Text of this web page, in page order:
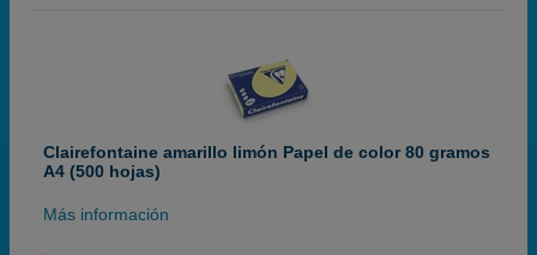
Clairefontaine amarillo limón Papel de color 80 gramos
A4 (500 hojas)
Más información